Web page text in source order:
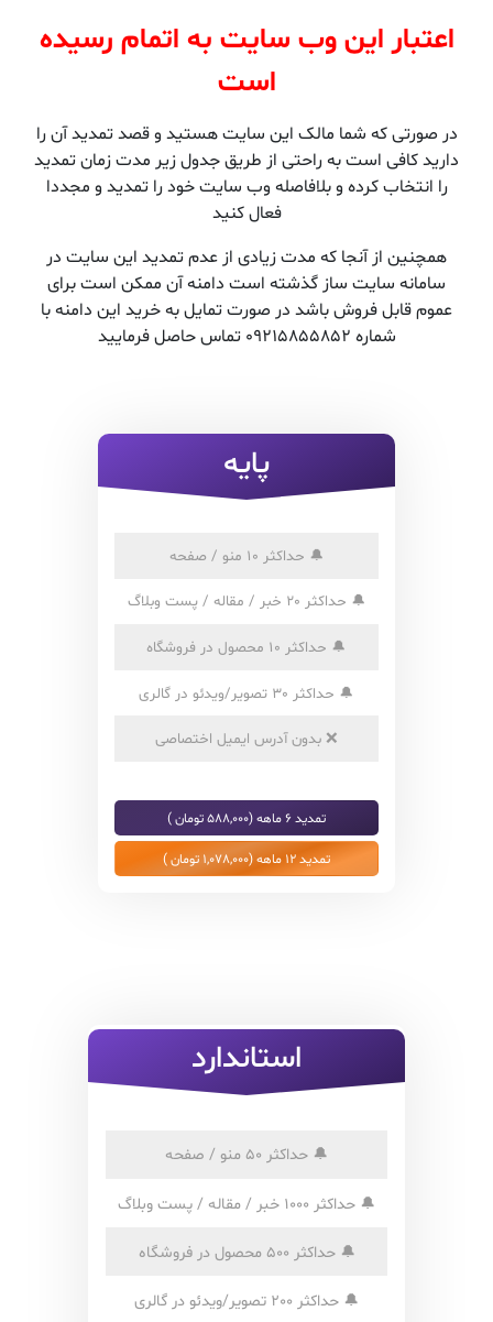
اعتبار این وب سایت به اتمام رسیده
است
در صورتی که شما مالک این سایت هستید و قصد تمدید آن را
دارید کافی است به راحتی از طریق جدول زیر مدت زمان تمدید
را انتخاب کرده و بلافاصله وب سایت خود را تمدید و مجددا
فعال کنید
همچنین از آنجا که مدت زیادی از عدم تمدید این سایت در
سامانه سایت ساز گذشته است دامنه آن ممکن است برای
عموم قابل فروش باشد در صورت تمایل به خرید این دامنه با
شماره 09215855852 تماس حاصل فرمایید
پایه
🔔 حداکثر 10 منو / صفحه
🔔 حداکثر 20 خبر / مقاله / پست وبلاگ
🔔 حداکثر 10 محصول در فروشگاه
🔔 حداکثر 30 تصویر/ویدئو در گالری
❌ بدون آدرس ایمیل اختصاصی
تمدید 6 ماهه (588,000 تومان )
تمدید 12 ماهه (1,078,000 تومان )
استاندارد
🔔 حداکثر 50 منو / صفحه
🔔 حداکثر 1000 خبر / مقاله / پست وبلاگ
🔔حداکثر 500 محصول در فروشگاه
🔔 حداکثر 200 تصویر/ویدئو در گالری